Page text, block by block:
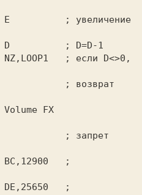
E          ; увеличение
; D=D-1
; если D<>0,